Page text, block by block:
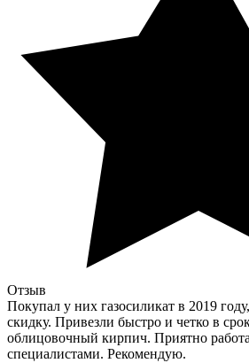
Отзыв
Покупал у них газосиликат в 2019
скидку. Привезли быстро и четко в
облицовочный кирпич. Приятно
специалистами. Рекомендую.